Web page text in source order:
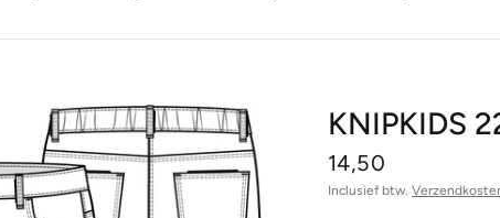
KNIPKIDS
14,50
Inclusief btw.